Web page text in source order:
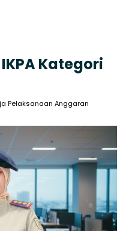
Kategori
Pelaksanaan Anggaran